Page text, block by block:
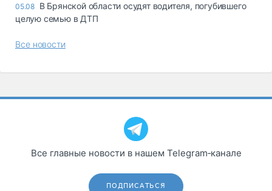
05.08 В Брянской области осудят водителя, погубившего
целую семью в ДТП
Все новости
Все главные новости в нашем Telegram‑канале
ПОДПИСАТЬСЯ